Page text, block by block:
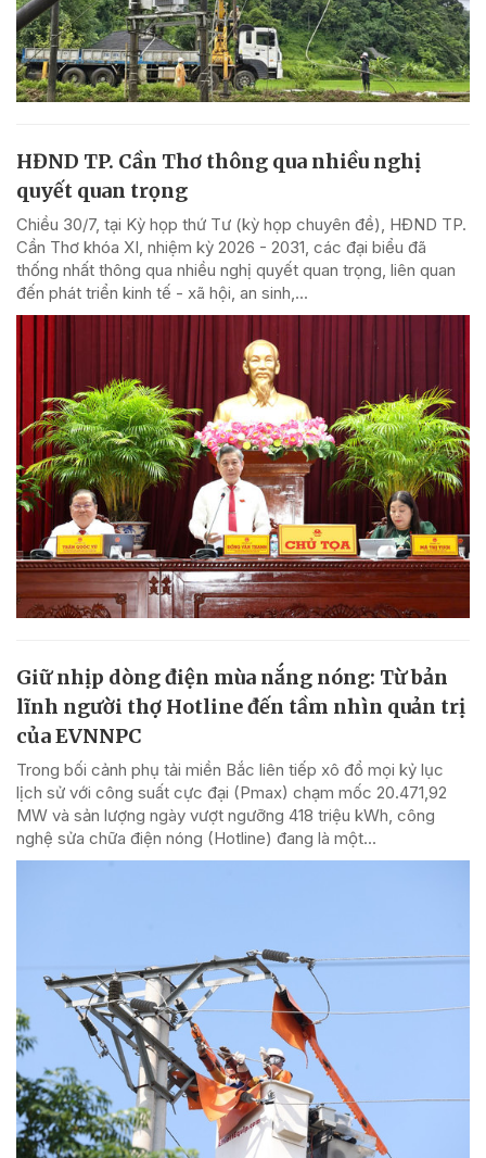
HĐND TP. Cần Thơ thông qua nhiều nghị
quyết quan trọng
Chiều 30/7, tại Kỳ họp thứ Tư (kỳ họp chuyên đề), HĐND TP.
Cần Thơ khóa XI, nhiệm kỳ 2026 - 2031, các đại biểu đã
thống nhất thông qua nhiều nghị quyết quan trọng, liên quan
đến phát triển kinh tế - xã hội, an sinh,...
Giữ nhịp dòng điện mùa nắng nóng: Từ bản
lĩnh người thợ Hotline đến tầm nhìn quản trị
của EVNNPC
Trong bối cảnh phụ tải miền Bắc liên tiếp xô đổ mọi kỷ lục
lịch sử với công suất cực đại (Pmax) chạm mốc 20.471,92
MW và sản lượng ngày vượt ngưỡng 418 triệu kWh, công
nghệ sửa chữa điện nóng (Hotline) đang là một...